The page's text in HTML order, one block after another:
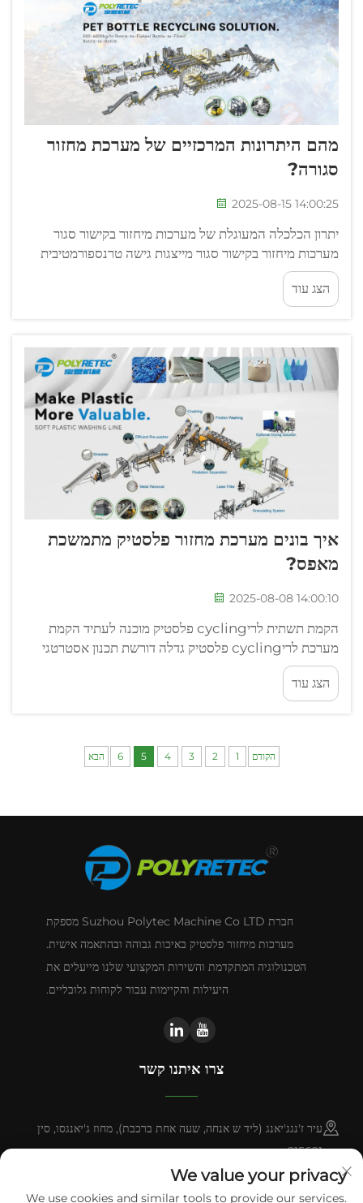
מהם היתרונות המרכזיים של מערכת מחזור
סגורה?
2025-08-15 14:00:25
יתרון הכלכלה המעוגלת של מערכות מיחזור בקישור סגור
מערכות מיחזור בקישור סגור מייצגות גישה טרנספורמטיבית
לניהול משאבים שמאפשרת לחומרים להיות בשימוש
פרודוקטיבי מתמשך. בניגוד למודלים לינאריים מסורתיים
שבהם פ...
הצג עוד
איך בונים מערכת מחזור פלסטיק מתמשכת
מאפס?
2025-08-08 14:00:10
הקמת תשתית לריcycling פלסטיק מוכנה לעתיד הקמת
מערכת לריcycling פלסטיק גדלה דורשת תכנון אסטרטגי
המזמין את הצרכים התפעוליים הנוכחיים עם פוטנציאל
הרחבה טווח. הבסיס של מבצע מוצלח...
הצג עוד
הקודם 1
2
3
4
5
6 הבא
חברת Suzhou Polytec Machine Co LTD מספקת
מערכות מיחזור פלסטיק באיכות גבוהה ובהתאמה אישית.
הטכנולוגיה המתקדמת והשירות המקצועי שלנו מייעלים את
היעילות והקיימות עבור לקוחות גלובליים.
צרו איתנו קשר
עיר ז'נגג'יאנג (ליד ש אנחה, שעה אחת ברכבת), מחוז ג'יאנגסו, סין
215621
We value your privacy
We use cookies and similar tools to provide our services.